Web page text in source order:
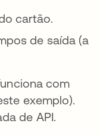
cartão.
de saída (a
com
exemplo).
de API.